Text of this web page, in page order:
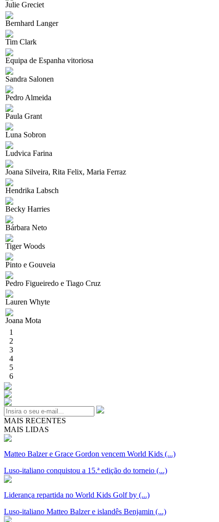
Julie Greciet
Bernhard Langer
Tim Clark
Equipa de Espanha vitoriosa
Sandra Salonen
Pedro Almeida
Paula Grant
Luna Sobron
Ludvica Farina
Joana Silveira, Rita Felix, Maria Ferraz
Hendrika Labsch
Becky Harries
Bárbara Neto
Tiger Woods
Pinto e Gouveia
Pedro Figueiredo e Tiago Cruz
Lauren Whyte
Joana Mota
1
2
3
4
5
6
MAIS RECENTES
MAIS LIDAS
Matteo Balzer e Grace Gordon vencem World Kids (...)
Luso-italiano conquistou a 15.ª edição do torneio (...)
Liderança repartida no World Kids Golf by (...)
Luso-italiano Matteo Balzer e islandês Benjamin (...)